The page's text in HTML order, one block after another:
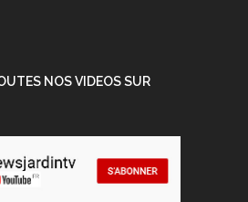
NOS VIDEOS SUR